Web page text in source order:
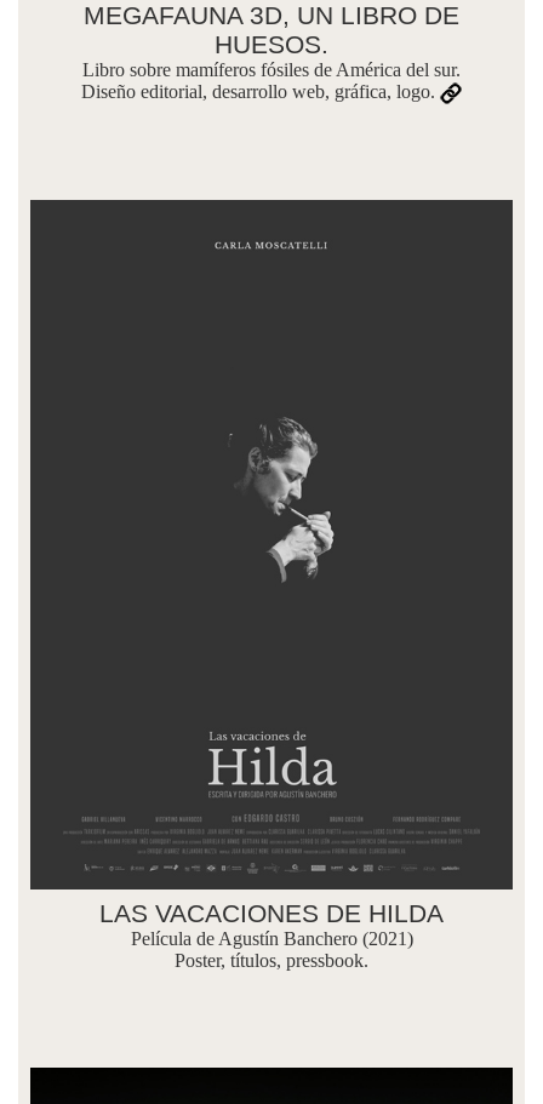
MEGAFAUNA 3D, UN LIBRO DE
HUESOS.
Libro sobre mamíferos fósiles de América del sur.
Diseño editorial, desarrollo web, gráfica, logo.
LAS VACACIONES DE HILDA
Película de Agustín Banchero (2021)
Poster, títulos, pressbook.